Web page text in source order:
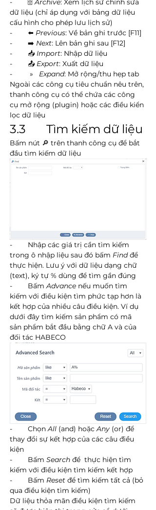
dữ liệu (chỉ áp dụng với bảng dữ liệu
cấu hình cho phép lưu lịch sử)
-        ⬅️ Previous: Về bản ghi trước [F11]
-        ➡️ Next: Lên bản ghi sau [F12]
-        📥 Import: Nhập dữ liệu
-        📤 Export: Xuất dữ liệu
-         » Expand: Mở rộng/thu hẹp tab
Ngoài các công cụ tiêu chuẩn nêu trên,
thanh công cụ có thể chứa các công
cụ mở rộng (plugin) hoặc các điều kiển
lọc dữ liệu
3.3       Tìm kiếm dữ liệu
Bấm nút 🔎 trên thanh công cụ để bắt
đầu tìm kiếm dữ liệu
-        Nhập các giá trị cần tìm kiếm
trong ô nhập liệu sau đó bấm Find để
thực hiện. Lưu ý với dữ liệu dạng chữ
(text), ký tự % dùng để tìm gần đúng
-        Bấm Advance nếu muốn tìm
kiếm với điều kiện tìm phức tạp hơn là
kết hợp của nhiều câu điều kiện. Ví dụ
dưới đây tìm kiếm sản phẩm có mã
sản phẩm bắt đầu bằng chữ A và của
đối tác HABECO
-        Chọn All (and) hoặc Any (or) để
thay đổi sự kết hợp của các câu điều
kiện
-        Bấm Search để  thực hiện tìm
kiếm với điều kiện tìm kiếm kết hợp
-        Bấm Reset để tìm kiếm tất cả (bỏ
qua điều kiện tìm kiếm)
Dữ liệu thỏa mãn điều kiện tìm kiếm